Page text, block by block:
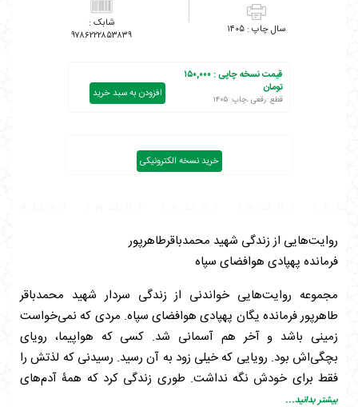
۱۴۰۵ ۹۷۸۶۲۲۲۸۵۳۸۳۹
قیمت نسخه چاپی :۱۵۰,۰۰۰
تومان
قطع :رقعی ،چاپ: ۱۴۰۵ افزودن به سبد خرید
خرید نسخه الکترونیکی
روایت‌هایی از زندگی شهید محمدباقرطاهرپور
فرمانده پهپادی هوافضای سپاه
مجموعه روایت‌هایی‌‌ خواندنی از زندگی سردار شهید محمدباقر
طاهرپور فرمانده یگان پهپادی هوافضای سپاه. مردی که نمی‌خواست
زمینی باشد و آخر هم آسمانی شد. کسی که هواپیما، رویای
بچگی‌اش بود. رویایی که خیلی زود به آن رسید. رسیدنی که لذتش را
فقط برای خودش نگه نداشت. طوری زندگی کرد که همۀ آدم‌های
کشورش از خلبان شدنش لذت بردند.
بیشتر بدانید...